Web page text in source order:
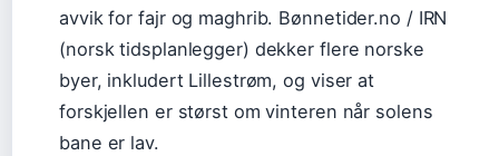
avvik for fajr og maghrib. Bønnetider.no / IRN
(norsk tidsplanlegger) dekker flere norske
byer, inkludert Lillestrøm, og viser at
forskjellen er størst om vinteren når solens
bane er lav.